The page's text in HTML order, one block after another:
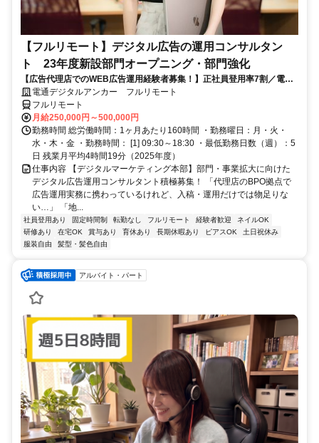
【フルリモート】デジタル広告の運用コンサルタン
ト 23年度新設部門オープニング・部門強化
【広告代理店でのWEB広告運用経験者募集！】正社員登用率7割／電通
G／全国×完全在宅／年休126日・土日祝休み／残業月平均4時間19分
電通デジタルアンカー フルリモート
フルリモート
月給250,000円～500,000円
勤務時間 総労働時間：1ヶ月あたり160時間 ・勤務曜日：月・火・
水・木・金 ・勤務時間： [1] 09:30～18:30 ・最低勤務日数（週）：5
日 残業月平均4時間19分（2025年度）
仕事内容 【デジタルマーケティング本部】部門・事業拡大に向けた
デジタル広告運用コンサルタント積極募集！ 「代理店のBPO拠点で
広告運用実務に携わっているけれど、入稿・運用だけでは物足りな
い…」 「地...
社員登用あり 固定時間制 転勤なし フルリモート 経験者歓迎
ネイルOK
研修あり
在宅OK 賞与あり 育休あり 長期休暇あり ピアスOK
土日祝休み
服装自由
髪型・髪色自由
アルバイト・パート